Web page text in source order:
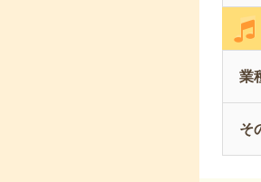
業
そ